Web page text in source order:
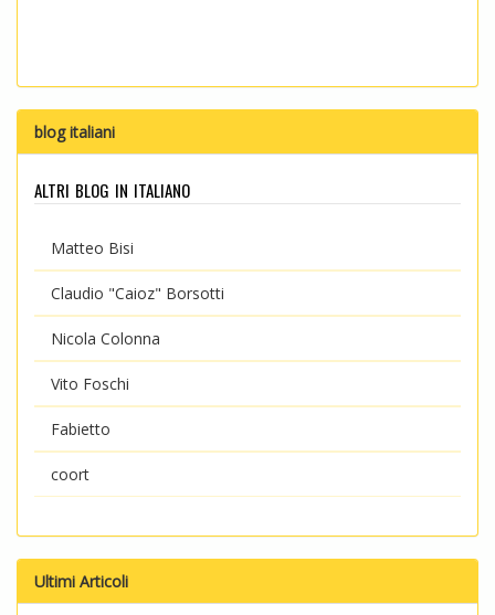
blog italiani
altri blog in italiano
Matteo Bisi
Claudio "Caioz" Borsotti
Nicola Colonna
Vito Foschi
Fabietto
coort
Ultimi Articoli